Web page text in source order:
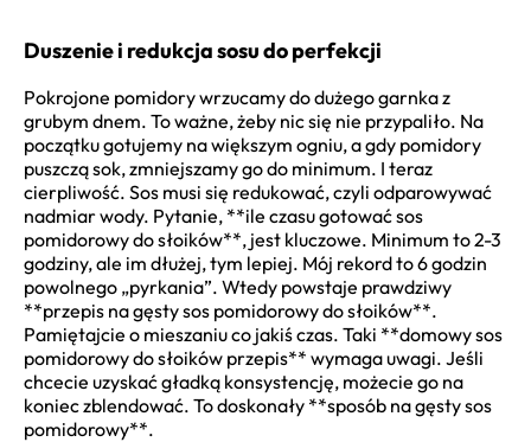
Duszenie i redukcja sosu do perfekcji
Pokrojone pomidory wrzucamy do dużego garnka z
grubym dnem. To ważne, żeby nic się nie przypaliło. Na
początku gotujemy na większym ogniu, a gdy pomidory
puszczą sok, zmniejszamy go do minimum. I teraz
cierpliwość. Sos musi się redukować, czyli odparowywać
nadmiar wody. Pytanie, **ile czasu gotować sos
pomidorowy do słoików**, jest kluczowe. Minimum to 2-3
godziny, ale im dłużej, tym lepiej. Mój rekord to 6 godzin
powolnego „pyrkania”. Wtedy powstaje prawdziwy
**przepis na gęsty sos pomidorowy do słoików**.
Pamiętajcie o mieszaniu co jakiś czas. Taki **domowy sos
pomidorowy do słoików przepis** wymaga uwagi. Jeśli
chcecie uzyskać gładką konsystencję, możecie go na
koniec zblendować. To doskonały **sposób na gęsty sos
pomidorowy**.